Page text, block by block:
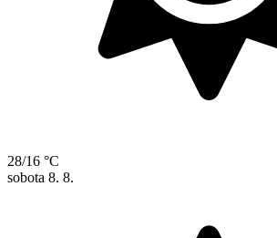
28/16 °C
sobota 8. 8.